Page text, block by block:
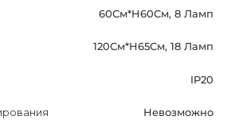
60См*H60См, 8 Ламп
120См*H65См, 18 Ламп
IP20
Невозможно